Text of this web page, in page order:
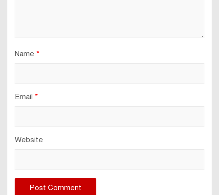
Name *
Email *
Website